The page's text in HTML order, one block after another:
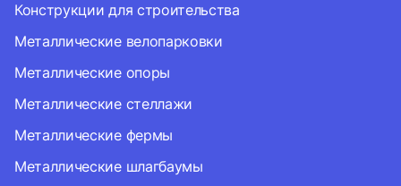
Конструкции для строительства
Металлические велопарковки
Металлические опоры
Металлические стеллажи
Металлические фермы
Металлические шлагбаумы